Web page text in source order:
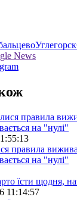
Углегорск
News
правила
на "нулі"
11:14:57